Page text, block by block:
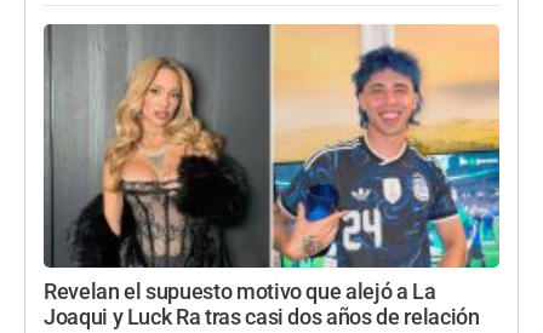
Revelan el supuesto motivo que alejó a La
Joaqui y Luck Ra tras casi dos años de relación